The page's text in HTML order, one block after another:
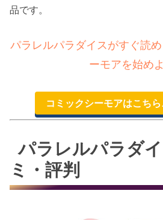
品です。
パラレルパラダイスがすぐ読
ーモアを始め
コミックシーモアはこちら
パラレルパラダ
ミ・評判